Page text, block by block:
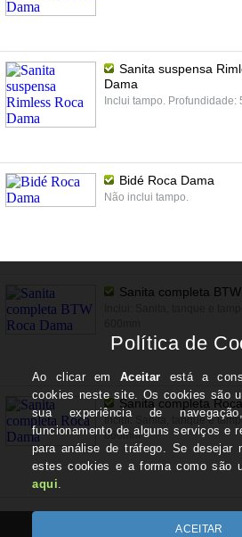
Sanita suspensa
Dama
Inclui tampo. Profundidade:
Bidé Roca Dama
Não inclui tampo.
Sanita completa
Sanita completa
Inclui: Sanita, tanque e
660mm